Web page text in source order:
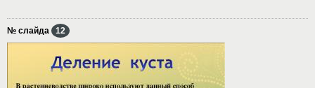
№ слайда 12